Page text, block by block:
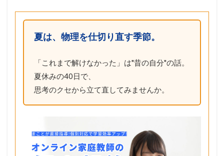
夏は、物理を仕切り直す季節。
「これまで解けなかった」は"昔の自分"の話。
夏休みの40日で、
思考のクセから立て直してみませんか。